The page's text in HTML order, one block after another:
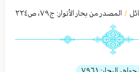
/ المصدر من بحار الأنوار: ج٧٩، ص٢٢٤